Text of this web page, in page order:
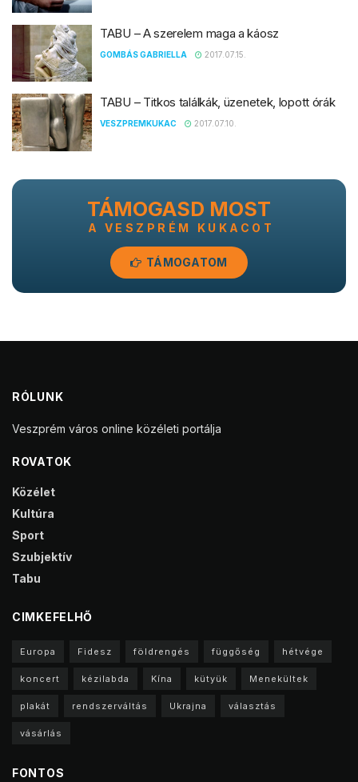
TABU – A szerelem maga a káosz
GOMBÁS GABRIELLA 2017.07.15.
TABU – Titkos találkák, üzenetek, lopott órák
VESZPREMKUKAC 2017.07.10.
TÁMOGASD MOST
A VESZPRÉM KUKACOT
TÁMOGATOM
RÓLUNK
Veszprém város online közéleti portálja
ROVATOK
Közélet
Kultúra
Sport
Szubjektív
Tabu
CIMKEFELHŐ
Europa Fidesz földrengés függőség hétvége
koncert kézilabda Kína kütyük Menekültek
plakát rendszerváltás Ukrajna választás
vásárlás
FONTOS